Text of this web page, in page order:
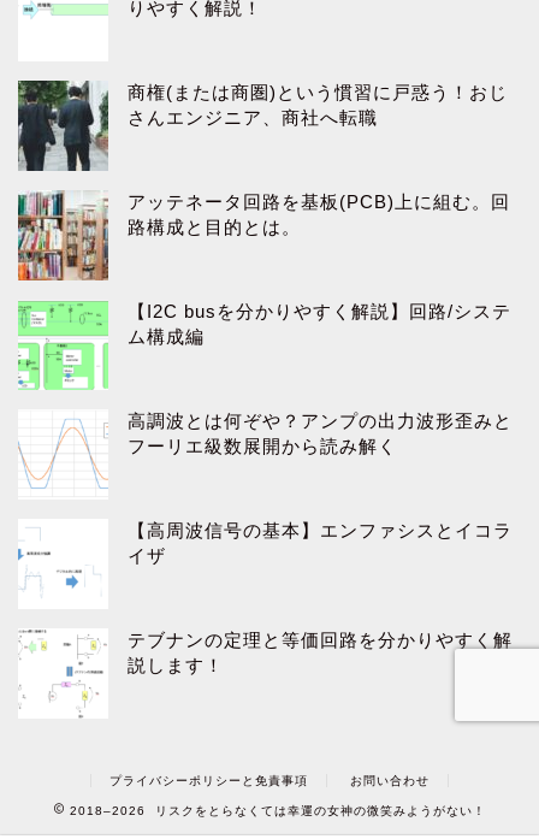
りやすく解説！
商権(または商圏)という慣習に戸惑う！おじ
さんエンジニア、商社へ転職
アッテネータ回路を基板(PCB)上に組む。回
路構成と目的とは。
【I2C busを分かりやすく解説】回路/システ
ム構成編
高調波とは何ぞや？アンプの出力波形歪みと
フーリエ級数展開から読み解く
【高周波信号の基本】エンファシスとイコラ
イザ
テブナンの定理と等価回路を分かりやすく解
説します！
プライバシーポリシーと免責事項 お問い合わせ
2018–2026 リスクをとらなくては幸運の女神の微笑みようがない！